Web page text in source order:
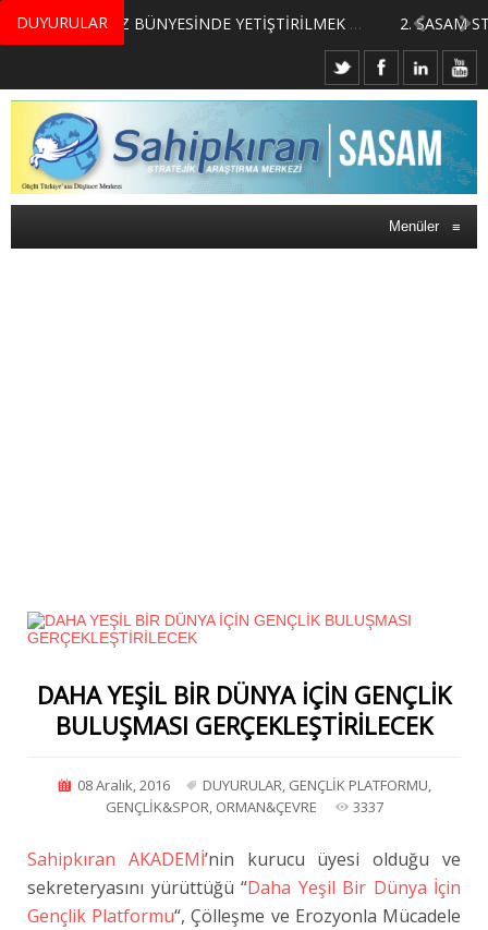
DUYURULAR MERKEZİMİZ BÜNYESİNDE YETİŞTİRİLMEK ÜZERE GÖNÜLLÜ ÜLKE MASASI UZMANI VE UZMAN ADAYLARI ARIYORUZ
Menüler ≡
DAHA YEŞİL BİR DÜNYA İÇİN GENÇLİK
BULUŞMASI GERÇEKLEŞTİRİLECEK
08 Aralık, 2016 DUYURULAR GENÇLİK PLATFORMU
GENÇLİK&SPOR ORMAN&ÇEVRE 3337
Sahipkıran AKADEMİ’nin kurucu üyesi olduğu ve
sekreteryasını yürüttüğü “Daha Yeşil Bir Dünya İçin
Gençlik Platformu“, Çölleşme ve Erozyonla Mücadele